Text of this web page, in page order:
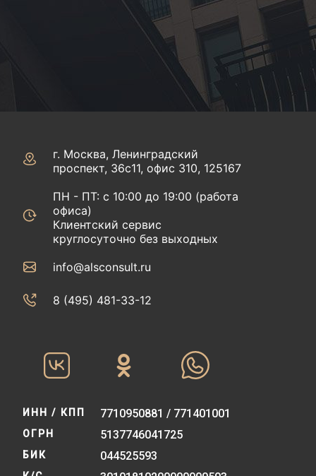
г. Москва, Ленинградский
проспект, 36с11, офис 310, 125167
ПН - ПТ: с 10:00 до 19:00 (работа
офиса)
Клиентский сервис
круглосуточно без выходных
info@alsconsult.ru
8 (495) 481-33-12‬‬
ИНН / КПП 7710950881 / 771401001
ОГРН 5137746041725
БИК 044525593